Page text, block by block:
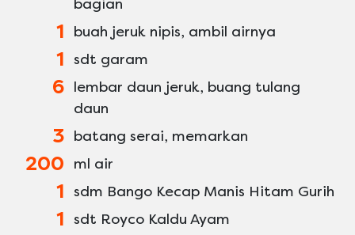
bagian
1 buah jeruk nipis, ambil airnya
1 sdt garam
6 lembar daun jeruk, buang tulang
daun
3 batang serai, memarkan
200 ml air
1 sdm Bango Kecap Manis Hitam Gurih
1 sdt Royco Kaldu Ayam